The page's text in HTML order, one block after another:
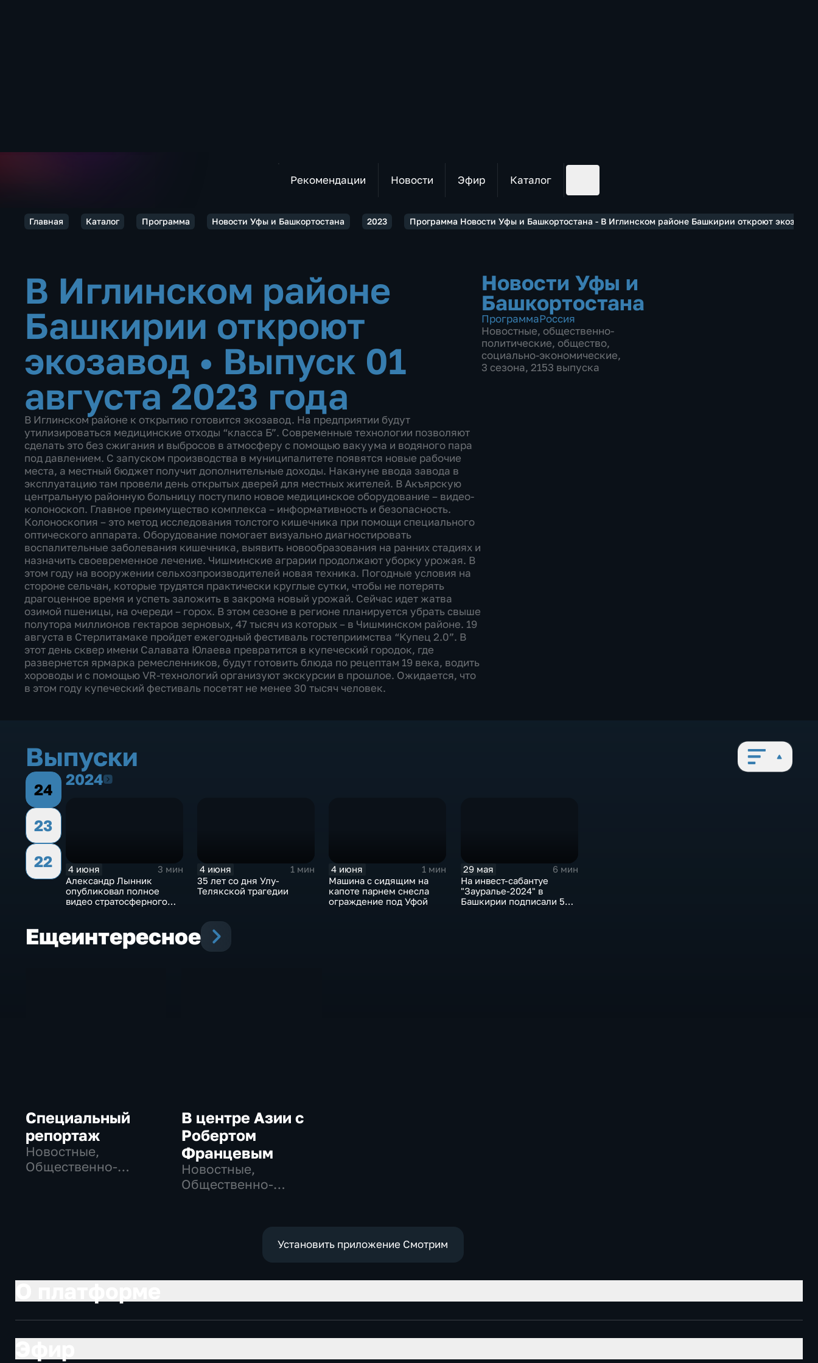
Рекомендации Новости Эфир Каталог
Главная Каталог Программа Новости Уфы и Башкортостана 2023 Программа Новости Уфы и Башкортостана - В Иглинском районе Башкирии откроют экозавод
В Иглинском районе
Башкирии откроют
экозавод • Выпуск 01
августа 2023 года
В Иглинском районе к открытию готовится экозавод. На предприятии будут
утилизироваться медицинские отходы “класса Б”. Современные технологии позволяют
сделать это без сжигания и выбросов в атмосферу с помощью вакуума и водяного пара
под давлением. С запуском производства в муниципалитете появятся новые рабочие
места, а местный бюджет получит дополнительные доходы. Накануне ввода завода в
эксплуатацию там провели день открытых дверей для местных жителей. В Акъярскую
центральную районную больницу поступило новое медицинское оборудование – видео-
колоноскоп. Главное преимущество комплекса – информативность и безопасность.
Колоноскопия – это метод исследования толстого кишечника при помощи специального
оптического аппарата. Оборудование помогает визуально диагностировать
воспалительные заболевания кишечника, выявить новообразования на ранних стадиях и
назначить своевременное лечение. Чишминские аграрии продолжают уборку урожая. В
этом году на вооружении сельхозпроизводителей новая техника. Погодные условия на
стороне сельчан, которые трудятся практически круглые сутки, чтобы не потерять
драгоценное время и успеть заложить в закрома новый урожай. Сейчас идет жатва
озимой пшеницы, на очереди – горох. В этом сезоне в регионе планируется убрать свыше
полутора миллионов гектаров зерновых, 47 тысяч из которых – в Чишминском районе. 19
августа в Стерлитамаке пройдет ежегодный фестиваль гостеприимства “Купец 2.0”. В
этот день сквер имени Салавата Юлаева превратится в купеческий городок, где
развернется ярмарка ремесленников, будут готовить блюда по рецептам 19 века, водить
хороводы и с помощью VR-технологий организуют экскурсии в прошлое. Ожидается, что
в этом году купеческий фестиваль посетят не менее 30 тысяч человек.
Новости Уфы и
Башкортостана
ПрограммаРоссия
Новостные, общественно-
политические, общество,
социально-экономические,
3 сезона, 2153 выпуска
Выпуски
24
23
22
20242024
4 июня
3 мин
Александр Лынник
опубликовал полное
видео стратосферного
4 июня
1 мин
35 лет со дня Улу-
Телякской трагедии
4 июня
1 мин
Машина с сидящим на
капоте парнем снесла
ограждение под Уфой
29 мая
6 мин
На инвест-сабантуе
"Зауралье-2024" в
Башкирии подписали 50
Ещеинтересное
Специальный
репортаж
Новостные,
Общественно-
В центре Азии с
Робертом
Францевым
Новостные,
Общественно-
Установить приложение Смотрим